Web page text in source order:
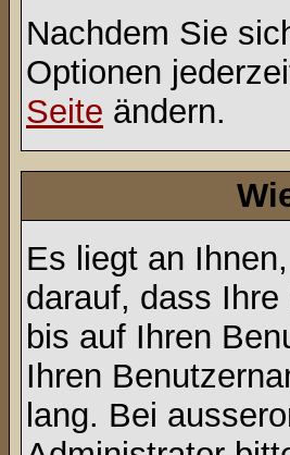
Nachdem Sie
Optionen
Seite ändern.
Es liegt an
darauf, dass
bis auf Ihren
Ihren
lang. Bei